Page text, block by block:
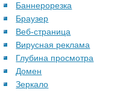
Баннерорезка
Браузер
Веб-страница
Вирусная реклама
Глубина просмотра
Домен
Зеркало